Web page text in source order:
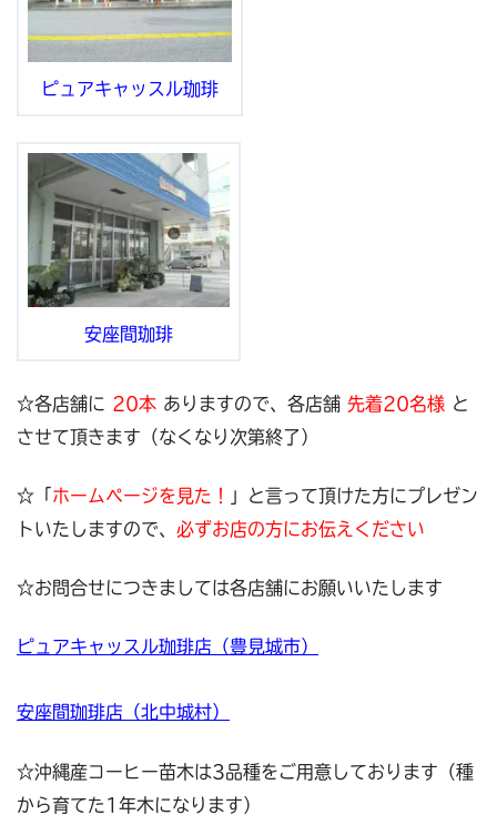
ピュアキャッスル珈琲
安座間珈琲
☆各店舗に 20本 ありますので、各店舗 先着20名様 と
させて頂きます（なくなり次第終了）
☆「 ホームページを見た！
」と言って頂けた方にプレゼン
トいたしますので、 必ずお店の方にお伝えください
☆お問合せにつきましては各店舗にお願いいたします
ピュアキャッスル珈琲店（豊見城市）
安座間珈琲店（北中城村）
☆沖縄産コーヒー苗木は3品種をご用意しております（種
から育てた1年木になります）